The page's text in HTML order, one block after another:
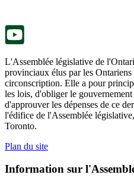
L'Assemblée législative de
provinciaux élus par les
circonscription. Elle a pour
les lois, d'obliger le gouvernement
d'approuver les dépenses de ce
l'édifice de l'Assemblée
Toronto.
Plan du site
Information sur